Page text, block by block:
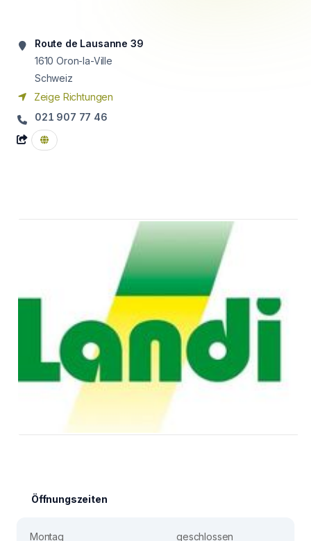
Route de Lausanne 39
1610 Oron-la-Ville
Schweiz
Zeige Richtungen
021 907 77 46
Öffnungszeiten
Montag
geschlossen